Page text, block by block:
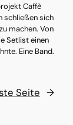
Caffè
schließen sich
machen. Von
Setlist einen
Eine Band.
Seite →